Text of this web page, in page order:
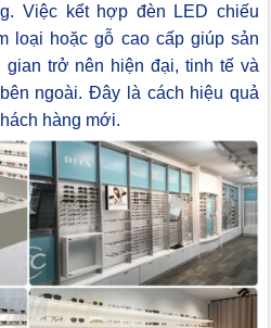
Việc kết hợp đèn LED chiếu
loại hoặc gỗ cao cấp giúp sản
gian trở nên hiện đại, tinh tế và
ngoài. Đây là cách hiệu quả
hàng mới.